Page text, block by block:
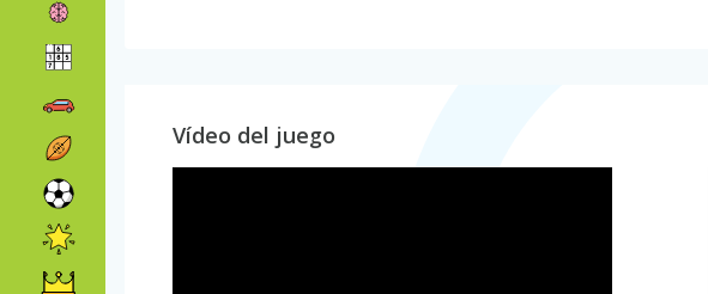
Vídeo del juego